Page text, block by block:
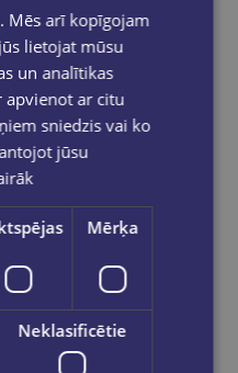
Svešās debesis (e-grāmata)
grozā
Mēs arī kopīgojam
lietojat mūsu
un analītikas
ar citu
sniedzis vai ko
jūsu
Mērķa
Neklasificētie